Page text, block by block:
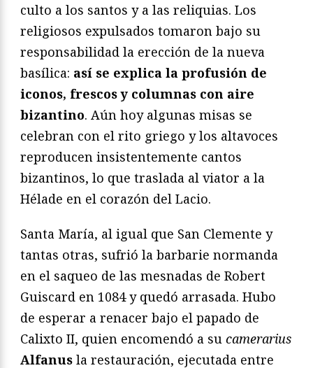
culto a los santos y a las reliquias. Los
religiosos expulsados tomaron bajo su
responsabilidad la erección de la nueva
basílica: así se explica la profusión de
iconos, frescos y columnas con aire
bizantino. Aún hoy algunas misas se
celebran con el rito griego y los altavoces
reproducen insistentemente cantos
bizantinos, lo que traslada al viator a la
Hélade en el corazón del Lacio.
Santa María, al igual que San Clemente y
tantas otras, sufrió la barbarie normanda
en el saqueo de las mesnadas de Robert
Guiscard en 1084 y quedó arrasada. Hubo
de esperar a renacer bajo el papado de
Calixto II, quien encomendó a su camerarius
Alfanus la restauración, ejecutada entre